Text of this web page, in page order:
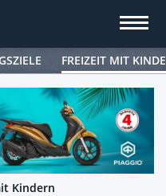
FREIZEIT MIT
Kindern